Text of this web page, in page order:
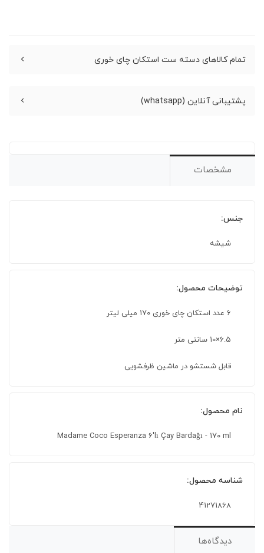
تمام کالاهای دسته ست استکان چای خوری
پشتیبانی آنلاین (whatsapp)
مشخصات
جنس:
شیشه
توضیحات محصول:
6 عدد استکان چای خوری 170 میلی لیتر
6.5×10 سانتی متر
قابل شستشو در ماشین ظرفشویی
نام محصول:
Madame Coco Esperanza 6'lı Çay Bardağı - 170 ml
شناسه محصول:
41271868
دیدگاه‌ها